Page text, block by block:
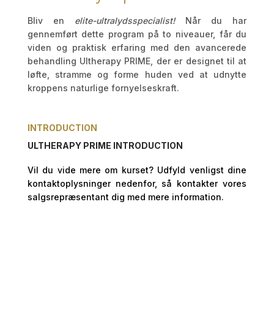
Bliv en elite-ultralydsspecialist!Når du har
gennemført dette program på to niveauer, får du
viden og praktisk erfaring med den avancerede
behandling Ultherapy PRIME, der er designet til at
løfte, stramme og forme huden ved at udnytte
kroppens naturlige fornyelseskraft.
INTRODUCTION
ULTHERAPY PRIME INTRODUCTION
Vil du vide mere om kurset? Udfyld venligst dine
kontaktoplysninger nedenfor, så kontakter vores
salgsrepræsentant dig med mere information.